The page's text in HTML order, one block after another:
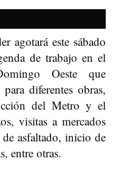
agotará este sábado
de trabajo en el
Oeste que
diferentes obras,
del Metro y el
visitas a mercados
asfaltado, inicio de
entre otras.